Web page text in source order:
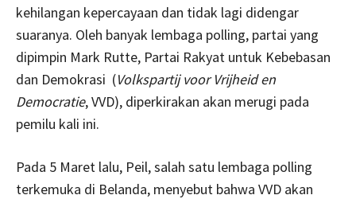
kehilangan kepercayaan dan tidak lagi didengar
suaranya. Oleh banyak lembaga polling, partai yang
dipimpin Mark Rutte, Partai Rakyat untuk Kebebasan
dan Demokrasi (Volkspartij voor Vrijheid en
Democratie, VVD), diperkirakan akan merugi pada
pemilu kali ini.
Pada 5 Maret lalu, Peil, salah satu lembaga polling
terkemuka di Belanda, menyebut bahwa VVD akan